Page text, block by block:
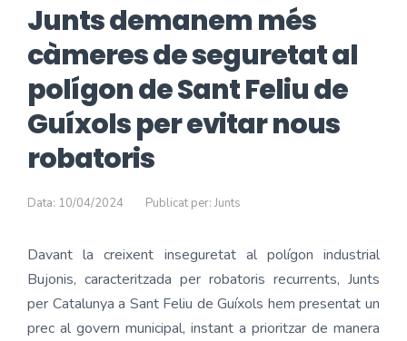
Junts demanem més
càmeres de seguretat al
polígon de Sant Feliu de
Guíxols per evitar nous
robatoris
Data: 10/04/2024 Publicat per: Junts
Davant la creixent inseguretat al polígon industrial
Bujonis, caracteritzada per robatoris recurrents, Junts
per Catalunya a Sant Feliu de Guíxols hem presentat un
prec al govern municipal, instant a prioritzar de manera